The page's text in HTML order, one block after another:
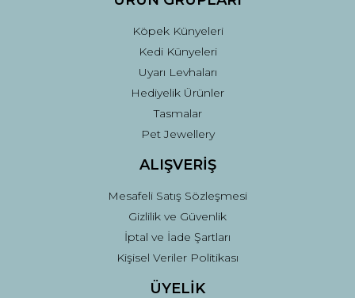
Köpek Künyeleri
Kedi Künyeleri
Uyarı Levhaları
Hediyelik Ürünler
Tasmalar
Pet Jewellery
ALIŞVERİŞ
Mesafeli Satış Sözleşmesi
Gizlilik ve Güvenlik
İptal ve İade Şartları
Kişisel Veriler Politikası
ÜYELİK